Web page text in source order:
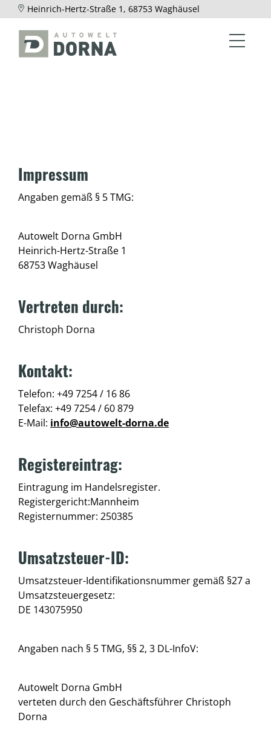
Heinrich-Hertz-Straße 1, 68753 Waghäusel
Impressum
Angaben gemäß § 5 TMG:
Autowelt Dorna GmbH
Heinrich-Hertz-Straße 1
68753 Waghäusel
Vertreten durch:
Christoph Dorna
Kontakt:
Telefon: +49 7254 / 16 86
Telefax: +49 7254 / 60 879
E-Mail: info@autowelt-dorna.de
Registereintrag:
Eintragung im Handelsregister.
Registergericht:Mannheim
Registernummer: 250385
Umsatzsteuer-ID:
Umsatzsteuer-Identifikationsnummer gemäß §27 a
Umsatzsteuergesetz:
DE 143075950
Angaben nach § 5 TMG, §§ 2, 3 DL-InfoV:
Autowelt Dorna GmbH
verteten durch den Geschäftsführer Christoph
Dorna